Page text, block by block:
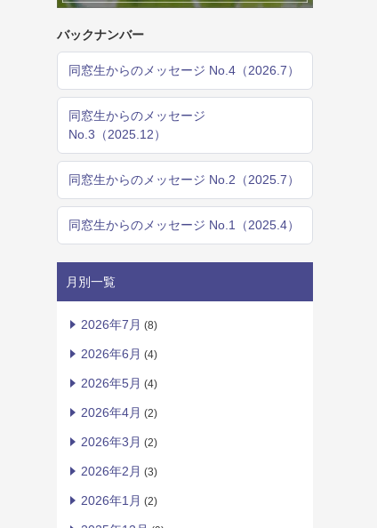
バックナンバー
同窓生からのメッセージ No.4（2026.7）
同窓生からのメッセージ
No.3（2025.12）
同窓生からのメッセージ No.2（2025.7）
同窓生からのメッセージ No.1（2025.4）
月別一覧
2026年7月 (8)
2026年6月 (4)
2026年5月 (4)
2026年4月 (2)
2026年3月 (2)
2026年2月 (3)
2026年1月 (2)